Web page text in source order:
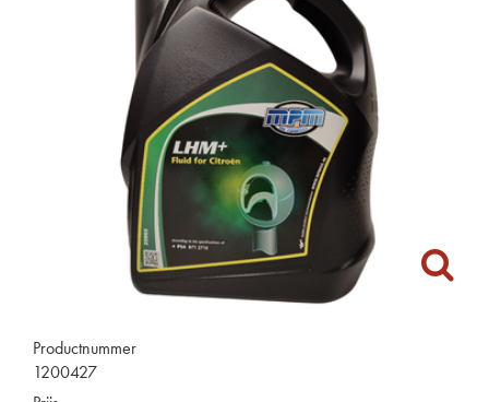
Productnummer
1200427